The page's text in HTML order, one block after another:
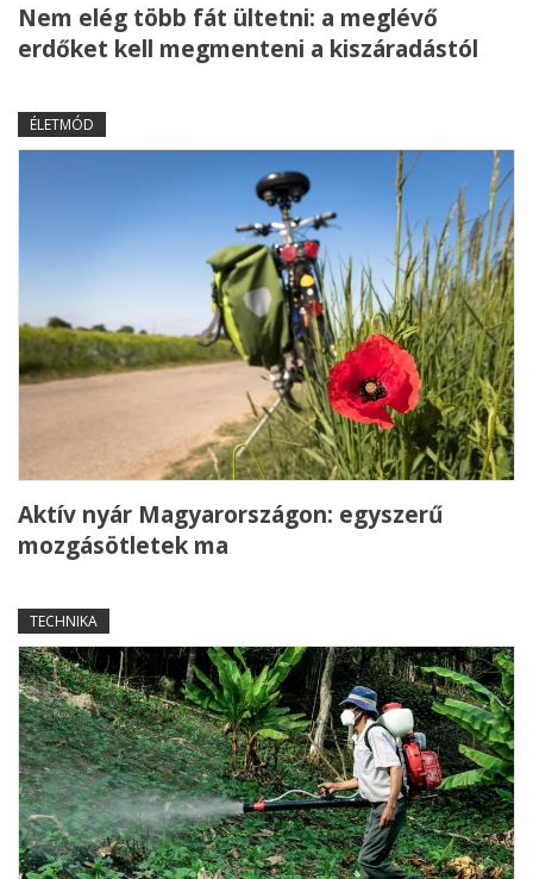
Nem elég több fát ültetni: a meglévő
erdőket kell megmenteni a kiszáradástól
ÉLETMÓD
Aktív nyár Magyarországon: egyszerű
mozgásötletek ma
TECHNIKA